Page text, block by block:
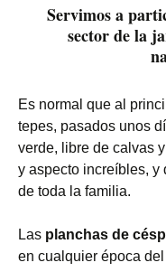
Servimos a
sector de la
Es normal que al
tepes, pasados unos
verde, libre de calvas
y aspecto increíbles, y
de toda la familia.
Las planchas de
en cualquier época